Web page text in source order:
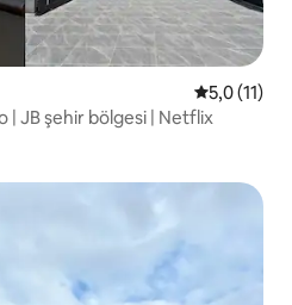
55,0 (11)
| JB şehir bölgesi | Netflix